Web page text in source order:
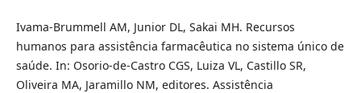
Ivama-Brummell AM, Junior DL, Sakai MH. Recursos
humanos para assistência farmacêutica no sistema único de
saúde. In: Osorio-de-Castro CGS, Luiza VL, Castillo SR,
Oliveira MA, Jaramillo NM, editores. Assistência